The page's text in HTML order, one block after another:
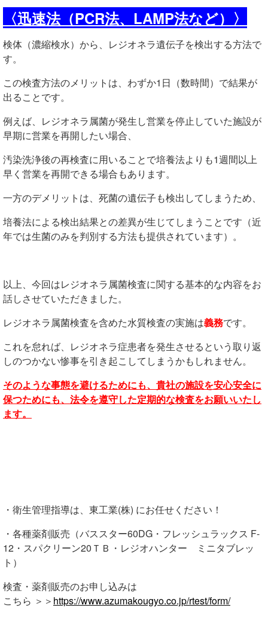
〈迅速法（PCR法、LAMP法など）〉
検体（濃縮検水）から、レジオネラ遺伝子を検出する方法で
す。
この検査方法のメリットは、 わずか1日（数時間）で結果が
出ることです。
例えば、レジオネラ属菌が発生し営業を停止していた施設が
早期に営業を再開したい場合、
汚染洗浄後の再検査に用いることで培養法よりも1週間以上
早く営業を再開できる場合もあります。
一方のデメリットは、死菌の遺伝子も検出してしまうため、
培養法による検出結果との差異が生じてしまうことです（近
年では生菌のみを判別する方法も提供されています）。
以上、今回はレジオネラ属菌検査に関する基本的な内容をお
話しさせていただきました。
レジオネラ属菌検査を含めた水質検査の実施は義務です。
これを怠れば、レジオネラ症患者を発生させるという取り返
しのつかない惨事を引き起こしてしまうかもしれません。
そのような事態を避けるためにも、貴社の施設を安心安全に
保つためにも、法令を遵守した定期的な検査をお願いいたし
ます。
・衛生管理指導は、東工業(株) にお任せください！
・各種薬剤販売（バススター60DG・フレッシュラックス F-
12・スパクリーン20ＴＢ・レジオハンター ミニタブレッ
ト）
検査・薬剤販売のお申し込みは
こちら ＞＞ https://www.azumakougyo.co.jp/rtest/form/